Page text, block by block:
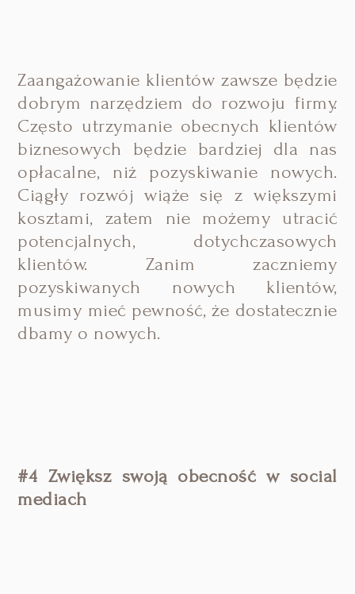
Zaangażowanie klientów zawsze będzie
dobrym narzędziem do rozwoju firmy.
Często utrzymanie obecnych klientów
biznesowych będzie bardziej dla nas
opłacalne, niż pozyskiwanie nowych.
Ciągły rozwój wiąże się z większymi
kosztami, zatem nie możemy utracić
potencjalnych, dotychczasowych
klientów. Zanim zaczniemy
pozyskiwanych nowych klientów,
musimy mieć pewność, że dostatecznie
dbamy o nowych.
#4 Zwiększ swoją obecność w social
mediach